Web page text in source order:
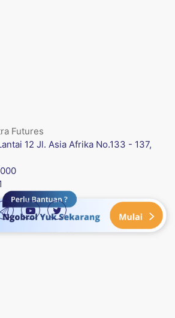
Futures
12 Jl. Asia Afrika No.133 - 137,